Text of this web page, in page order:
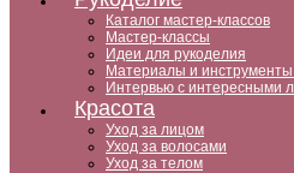
Каталог мастер-классов
Мастер-классы
Идеи для рукоделия
Материалы и инструменты
Интервью с интересными
Красота
Уход за лицом
Уход за волосами
Уход за телом